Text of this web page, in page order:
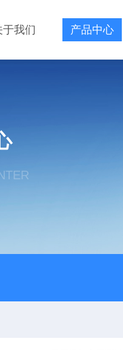
于我们 产品中心
杠杆百分表207F-T